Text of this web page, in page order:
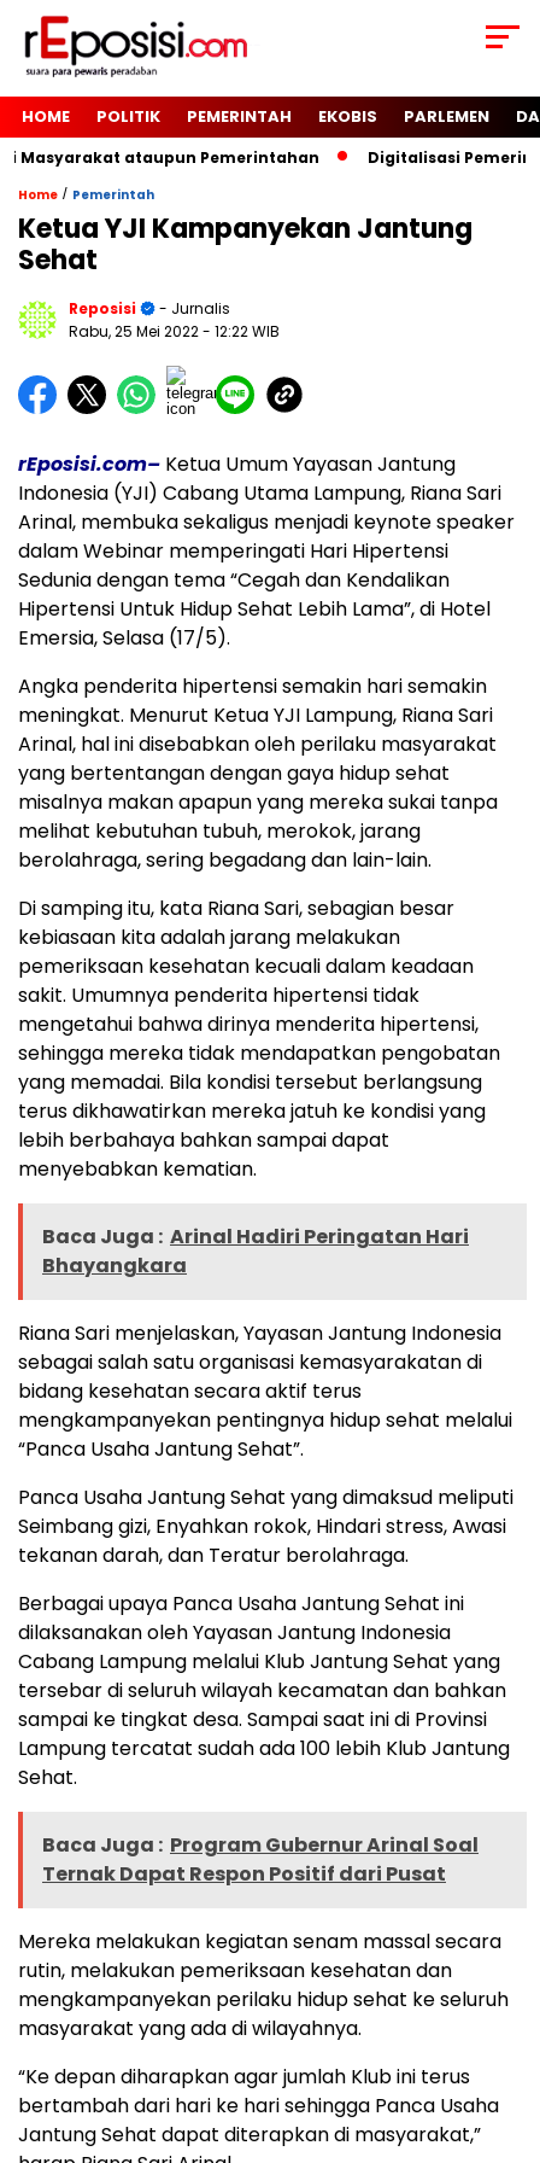
HOME POLITIK PEMERINTAH EKOBIS PARLEMEN
ataupun Pemerintahan Digitalisasi
Home / Pemerintah
Ketua YJI Kampanyekan Jantung
Sehat
Reposisi
- Jurnalis
Rabu, 25 Mei 2022- 12:22 WIB
rEposisi.com– Ketua Umum Yayasan Jantung
Indonesia (YJI) Cabang Utama Lampung, Riana Sari
Arinal, membuka sekaligus menjadi keynote speaker
dalam Webinar memperingati Hari Hipertensi
Sedunia dengan tema “Cegah dan Kendalikan
Hipertensi Untuk Hidup Sehat Lebih Lama”, di Hotel
Emersia, Selasa (17/5).
Angka penderita hipertensi semakin hari semakin
meningkat. Menurut Ketua YJI Lampung, Riana Sari
Arinal, hal ini disebabkan oleh perilaku masyarakat
yang bertentangan dengan gaya hidup sehat
misalnya makan apapun yang mereka sukai tanpa
melihat kebutuhan tubuh, merokok, jarang
berolahraga, sering begadang dan lain-lain.
Di samping itu, kata Riana Sari, sebagian besar
kebiasaan kita adalah jarang melakukan
pemeriksaan kesehatan kecuali dalam keadaan
sakit. Umumnya penderita hipertensi tidak
mengetahui bahwa dirinya menderita hipertensi,
sehingga mereka tidak mendapatkan pengobatan
yang memadai. Bila kondisi tersebut berlangsung
terus dikhawatirkan mereka jatuh ke kondisi yang
lebih berbahaya bahkan sampai dapat
menyebabkan kematian.
Baca Juga : Arinal Hadiri Peringatan Hari
Bhayangkara
Riana Sari menjelaskan, Yayasan Jantung Indonesia
sebagai salah satu organisasi kemasyarakatan di
bidang kesehatan secara aktif terus
mengkampanyekan pentingnya hidup sehat melalui
“Panca Usaha Jantung Sehat”.
Panca Usaha Jantung Sehat yang dimaksud meliputi
Seimbang gizi, Enyahkan rokok, Hindari stress, Awasi
tekanan darah, dan Teratur berolahraga.
Berbagai upaya Panca Usaha Jantung Sehat ini
dilaksanakan oleh Yayasan Jantung Indonesia
Cabang Lampung melalui Klub Jantung Sehat yang
tersebar di seluruh wilayah kecamatan dan bahkan
sampai ke tingkat desa. Sampai saat ini di Provinsi
Lampung tercatat sudah ada 100 lebih Klub Jantung
Sehat.
Baca Juga : Program Gubernur Arinal Soal
Ternak Dapat Respon Positif dari Pusat
Mereka melakukan kegiatan senam massal secara
rutin, melakukan pemeriksaan kesehatan dan
mengkampanyekan perilaku hidup sehat ke seluruh
masyarakat yang ada di wilayahnya.
“Ke depan diharapkan agar jumlah Klub ini terus
bertambah dari hari ke hari sehingga Panca Usaha
Jantung Sehat dapat diterapkan di masyarakat,”